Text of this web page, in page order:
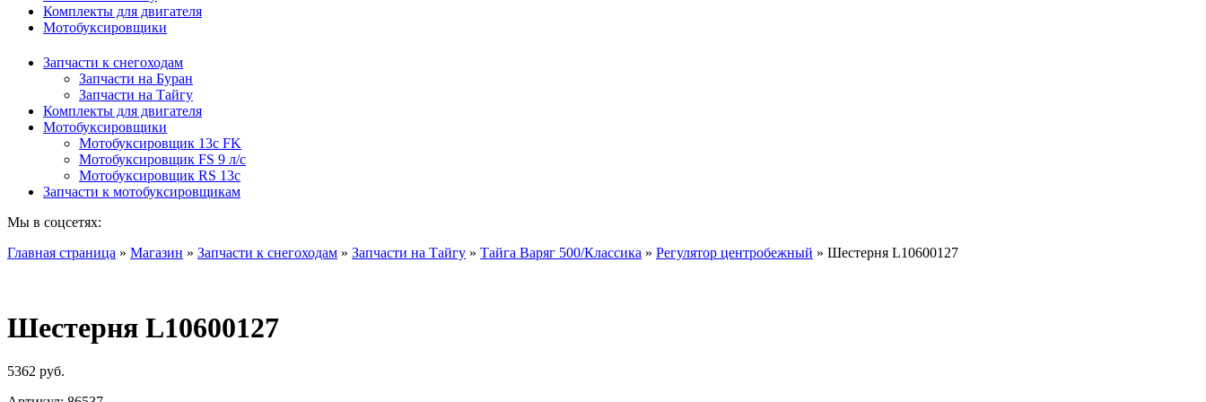
Комплекты для двигателя
Мотобуксировщики
Запчасти к снегоходам
Запчасти на Буран
Запчасти на Тайгу
Комплекты для двигателя
Мотобуксировщики
Мотобуксировщик 13c FK
Мотобуксировщик FS 9 л/с
Мотобуксировщик RS 13c
Запчасти к мотобуксировщикам
Мы в соцсетях:
Главная страница » Магазин » Запчасти к снегоходам » Запчасти на Тайгу » Тайга Варяг 500/Классика » Регулятор центробежный » Шестерня L10600127
Шестерня L10600127
5362 руб.